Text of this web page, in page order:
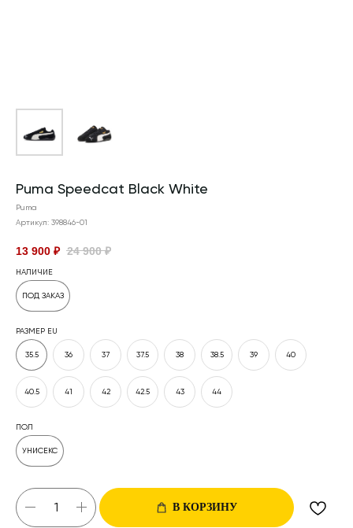
Puma Speedcat Black White
Puma
Артикул: 398846-01
13 900 ₽ 24 900 ₽
НАЛИЧИЕ
ПОД ЗАКАЗ
РАЗМЕР EU
35.5 36 37 37.5 38 38.5 39 40
40.5 41 42 42.5 43 44
ПОЛ
УНИСЕКС
В КОРЗИНУ